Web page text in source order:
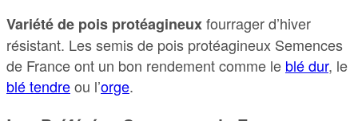
Variété de pois protéagineuxfourrager d’hiver
résistant. Les semis de pois protéagineux Semences
de France ont un bon rendement comme le blé dur, le
blé tendreou l’orge.